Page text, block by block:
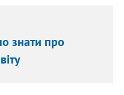
знати про